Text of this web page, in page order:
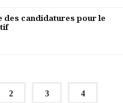
des candidatures pour le
2 3 4